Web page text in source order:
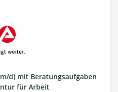
d) mit Beratungsaufgaben
für Arbeit